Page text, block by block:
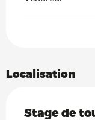
Localisation
Stage de